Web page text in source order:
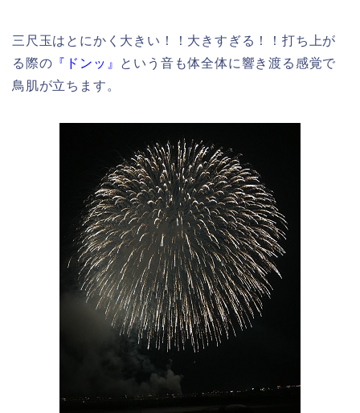
三尺玉はとにかく大きい！！大きすぎる！！打ち上が
る際の 『ドンッ』 という音も体全体に響き渡る感覚で
鳥肌が立ちます。